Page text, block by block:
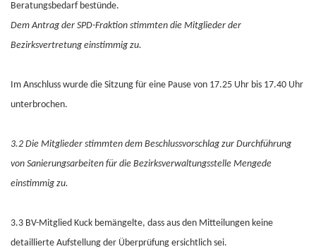
Beratungsbedarf bestünde.
Dem Antrag der SPD-Fraktion stimmten die Mitglieder der
Bezirksvertretung einstimmig zu.
Im Anschluss wurde die Sitzung für eine Pause von 17.25 Uhr bis 17.40 Uhr
unterbrochen.
3.2 Die Mitglieder stimmten dem Beschlussvorschlag zur Durchführung
von Sanierungsarbeiten für die Bezirksverwaltungsstelle Mengede
einstimmig zu.
3.3 BV-Mitglied Kuck bemängelte, dass aus den Mitteilungen keine
detaillierte Aufstellung der Überprüfung ersichtlich sei.